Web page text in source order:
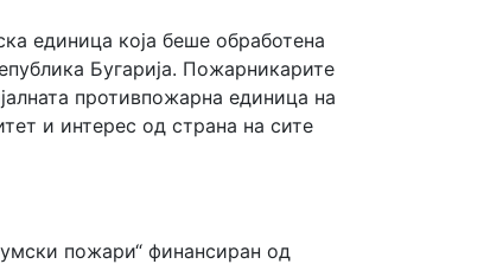
единица која беше обработена
Бугарија. Пожарникарите
противпожарна единица на
и интерес од страна на сите
пожари“ финансиран од